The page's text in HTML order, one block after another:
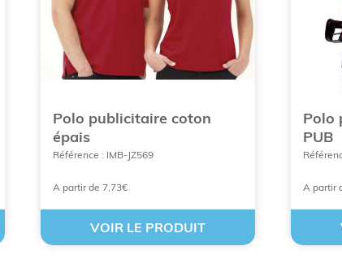
devient un levier de communication majeur,
Concept, expert depuis 1996, vous garantit une
d'affaires.
Polo publicitaire coton
épais
Référence : IMB-JZ569
A partir de 7,73€
VOIR LE PRODUIT
Polo
PUB
A partir